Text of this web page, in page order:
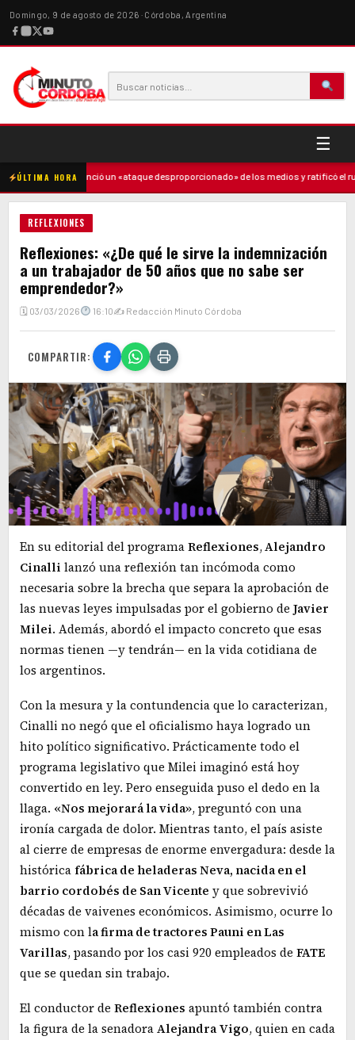
Domingo, 9 de agosto de 2026 · Córdoba, Argentina
☰
ÚLTIMA HORA
Milei denunció un «ataque desproporcionado» de los medios y ratificó el rumbo
REFLEXIONES
Reflexiones: «¿De qué le sirve la indemnización
a un trabajador de 50 años que no sabe ser
emprendedor?»
🗓 03/03/2026 16:10✍ Redacción Minuto Córdoba
COMPARTIR:
En su editorial del programaReflexiones,Alejandro
Cinalli lanzó una reflexión tan incómoda como
necesaria sobre la brecha que separa la aprobación de
las nuevas leyes impulsadas por el gobierno de Javier
Milei. Además, abordó el impacto concreto que esas
normas tienen —y tendrán— en la vida cotidiana de
los argentinos.
Con la mesura y la contundencia que lo caracterizan,
Cinalli no negó que el oficialismo haya logrado un
hito político significativo. Prácticamente todo el
programa legislativo que Milei imaginó está hoy
convertido en ley. Pero enseguida puso el dedo en la
llaga. «Nos mejorará la vida», preguntó con una
ironía cargada de dolor. Mientras tanto, el país asiste
al cierre de empresas de enorme envergadura: desde la
históricafábrica de heladeras Neva, nacida en el
barrio cordobés de San Vicente y que sobrevivió
décadas de vaivenes económicos. Asimismo, ocurre lo
mismo con la firma de tractores Pauni en Las
Varillas, pasando por los casi 920 empleados de FATE
que se quedan sin trabajo.
El conductor de Reflexiones apuntó también contra
la figura de la senadoraAlejandraVigo, quien en cada